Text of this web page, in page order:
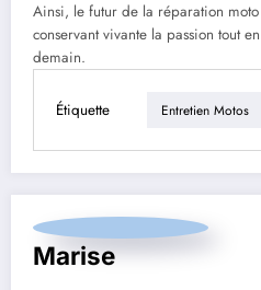
Ainsi, le futur de la réparation
conservant vivante la passion tout
demain.
Étiquette Entretien Motos
Marise